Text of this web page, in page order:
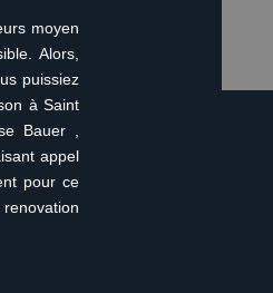
moyen
Alors,
puissiez
à Saint
Bauer ,
appel
pour ce